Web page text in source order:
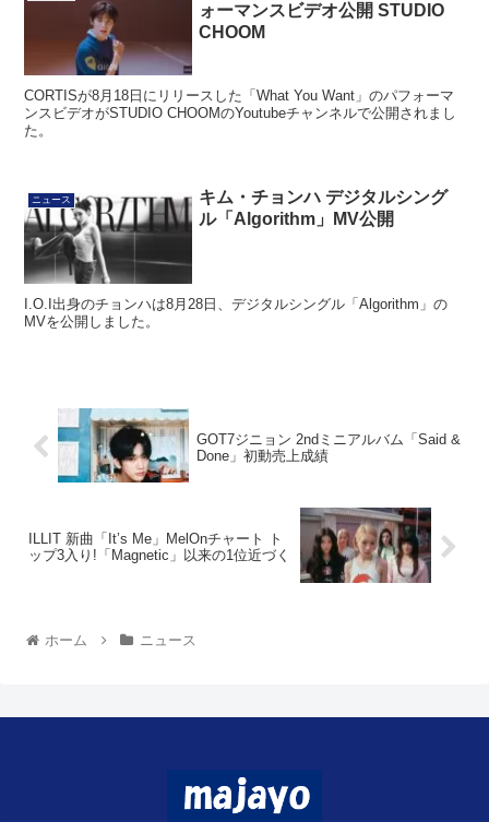
ォーマンスビデオ公開 STUDIO
CHOOM
CORTISが8月18日にリリースした「What You Want」のパフォーマ
ンスビデオがSTUDIO CHOOMのYoutubeチャンネルで公開されまし
た。
ニュース
キム・チョンハ デジタルシング
ル「Algorithm」MV公開
I.O.I出身のチョンハは8月28日、デジタルシングル「Algorithm」の
MVを公開しました。
GOT7ジニョン 2ndミニアルバム「Said &
Done」初動売上成績
ILLIT 新曲「It’s Me」MelOnチャート ト
ップ3入り!「Magnetic」以来の1位近づく
ホーム ニュース